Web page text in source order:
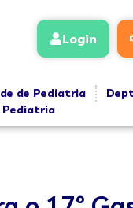
Login
de Pediatria
Pediatria